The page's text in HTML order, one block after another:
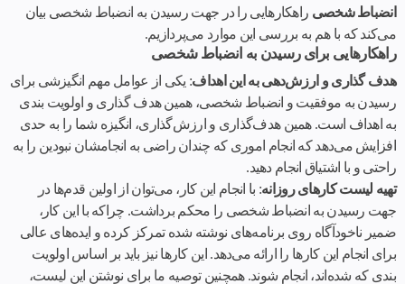
انضباط شخصی راهکارهایی را در جهت رسیدن به انضباط شخصی بیان
می‌کند که با هم به بررسی این موارد می‌پردازیم.
راهکارهایی برای رسیدن به انضباط شخصی
هدف گذاری و ارزش‌دهی به این اهداف: یکی از عوامل مهم انگیزشی برای
رسیدن به موفقیت و انضباط شخصی، همین هدف گذاری و اولویت بندی
به اهداف است. همین هدف‌گذاری و ارزش‌گذاری، انگیزه شما را به حدی
افزایش می‌دهد که انجام اموری که چندان راضی به انجامشان نبودین را به
راحتی و با اشتیاق انجام دهید.
تهیه لیست کارهای روزانه: با انجام این کار، می‌توان از اولین قدم‌ها در
جهت رسیدن به انضباط شخصی را محکم برداشت. چراکه با این کار،
ضمیر ناخودآگاه روی برنامه‌‌های نوشته شده تمرکز کرده و ایده‌های عالی
برای انجام این کارها را ارائه می‌دهد. این کارها نیز باید بر اساس اولویت
بندی که شده‌اند، انجام شوند. همچنین توصیه ما برای نوشتن این لیست،